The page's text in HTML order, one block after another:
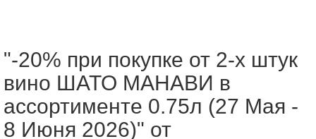
"-20% при покупке от 2-х штук
вино ШАТО МАНАВИ в
ассортименте 0.75л (27 Мая -
8 Июня 2026)" от